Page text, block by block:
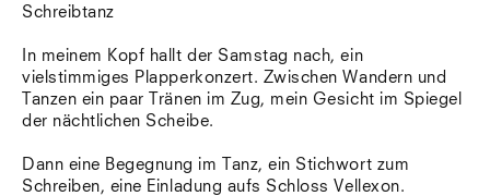
Schreibtanz
In meinem Kopf hallt der Samstag nach, ein
vielstimmiges Plapperkonzert. Zwischen Wandern und
Tanzen ein paar Tränen im Zug, mein Gesicht im Spiegel
der nächtlichen Scheibe.
Dann eine Begegnung im Tanz, ein Stichwort zum
Schreiben, eine Einladung aufs Schloss Vellexon.